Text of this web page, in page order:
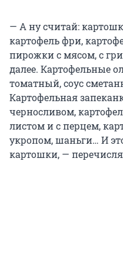
— А ну считай:
картофель фри,
пирожки с мясом, с
далее. Картофельные
томатный, соус
Картофельная
черносливом,
листом и с перцем,
укропом, шаньги… И
картошки, —